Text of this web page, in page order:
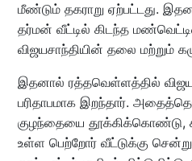
மீண்டும் தகராறு ஏற்பட்டது.
தர்மன் வீட்டில் கிடந்த
விஜயசாந்தியின் தலை மற்றும்
இதனால் ரத்தவெள்ளத்தில்
பரிதாபமாக இறந்தார்.
குழந்தையை தூக்கிக்கொண்டு,
உள்ள பெற்றோர் வீட்டுக்கு